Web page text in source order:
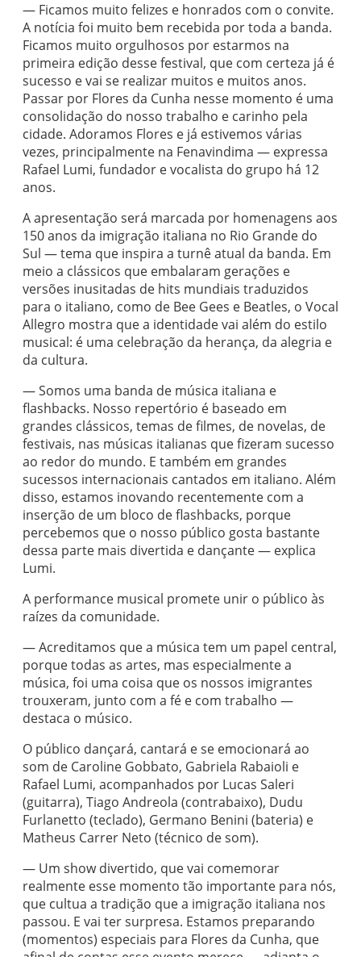
— Ficamos muito felizes e honrados com o convite.
A notícia foi muito bem recebida por toda a banda.
Ficamos muito orgulhosos por estarmos na
primeira edição desse festival, que com certeza já é
sucesso e vai se realizar muitos e muitos anos.
Passar por Flores da Cunha nesse momento é uma
consolidação do nosso trabalho e carinho pela
cidade. Adoramos Flores e já estivemos várias
vezes, principalmente na Fenavindima — expressa
Rafael Lumi, fundador e vocalista do grupo há 12
anos.
A apresentação será marcada por homenagens aos
150 anos da imigração italiana no Rio Grande do
Sul — tema que inspira a turnê atual da banda. Em
meio a clássicos que embalaram gerações e
versões inusitadas de hits mundiais traduzidos
para o italiano, como de Bee Gees e Beatles, o Vocal
Allegro mostra que a identidade vai além do estilo
musical: é uma celebração da herança, da alegria e
da cultura.
— Somos uma banda de música italiana e
flashbacks. Nosso repertório é baseado em
grandes clássicos, temas de filmes, de novelas, de
festivais, nas músicas italianas que fizeram sucesso
ao redor do mundo. E também em grandes
sucessos internacionais cantados em italiano. Além
disso, estamos inovando recentemente com a
inserção de um bloco de flashbacks, porque
percebemos que o nosso público gosta bastante
dessa parte mais divertida e dançante — explica
Lumi.
A performance musical promete unir o público às
raízes da comunidade.
— Acreditamos que a música tem um papel central,
porque todas as artes, mas especialmente a
música, foi uma coisa que os nossos imigrantes
trouxeram, junto com a fé e com trabalho —
destaca o músico.
O público dançará, cantará e se emocionará ao
som de Caroline Gobbato, Gabriela Rabaioli e
Rafael Lumi, acompanhados por Lucas Saleri
(guitarra), Tiago Andreola (contrabaixo), Dudu
Furlanetto (teclado), Germano Benini (bateria) e
Matheus Carrer Neto (técnico de som).
— Um show divertido, que vai comemorar
realmente esse momento tão importante para nós,
que cultua a tradição que a imigração italiana nos
passou. E vai ter surpresa. Estamos preparando
(momentos) especiais para Flores da Cunha, que